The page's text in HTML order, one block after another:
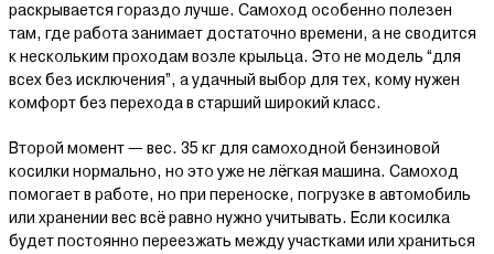
раскрывается гораздо лучше. Самоход особенно полезен
там, где работа занимает достаточно времени, а не сводится
к нескольким проходам возле крыльца. Это не модель “для
всех без исключения”, а удачный выбор для тех, кому нужен
комфорт без перехода в старший широкий класс.
Второй момент — вес. 35 кг для самоходной бензиновой
косилки нормально, но это уже не лёгкая машина. Самоход
помогает в работе, но при переноске, погрузке в автомобиль
или хранении вес всё равно нужно учитывать. Если косилка
будет постоянно переезжать между участками или храниться